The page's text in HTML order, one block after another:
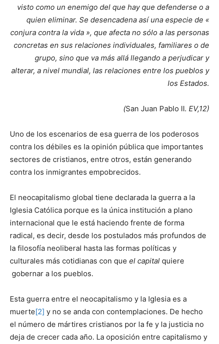
visto como un enemigo del que hay que defenderse o a
quien eliminar. Se desencadena así una especie de «
conjura contra la vida », que afecta no sólo a las personas
concretas en sus relaciones individuales, familiares o de
grupo, sino que va más allá llegando a perjudicar y
alterar, a nivel mundial, las relaciones entre los pueblos y
los Estados.
(San Juan Pablo II. EV,12)
Uno de los escenarios de esa guerra de los poderosos
contra los débiles es la opinión pública que importantes
sectores de cristianos, entre otros, están generando
contra los inmigrantes empobrecidos.
El neocapitalismo global tiene declarada la guerra a la
Iglesia Católica porque es la única institución a plano
internacional que le está haciendo frente de forma
radical, es decir, desde los postulados más profundos de
la filosofía neoliberal hasta las formas políticas y
culturales más cotidianas con que el capital quiere
gobernar a los pueblos.
Esta guerra entre el neocapitalismo y la Iglesia es a
muerte[2] y no se anda con contemplaciones. De hecho
el número de mártires cristianos por la fe y la justicia no
deja de crecer cada año. La oposición entre capitalismo y